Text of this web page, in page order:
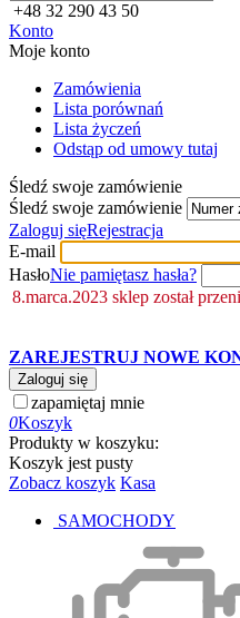
+48 32 290 43 50
Konto
Moje konto
Zamówienia
Lista porównań
Lista życzeń
Odstąp od umowy tutaj
Śledź swoje zamówienie
Śledź swoje zamówienie
Zaloguj sięRejestracja
E-mail
HasłoNie pamiętasz hasła?
8.marca.2023 sklep został
ZAREJESTRUJ NOWE
Zaloguj się
zapamiętaj mnie
0Koszyk
Produkty w koszyku:
Koszyk jest pusty
Zobacz koszyk Kasa
SAMOCHODY